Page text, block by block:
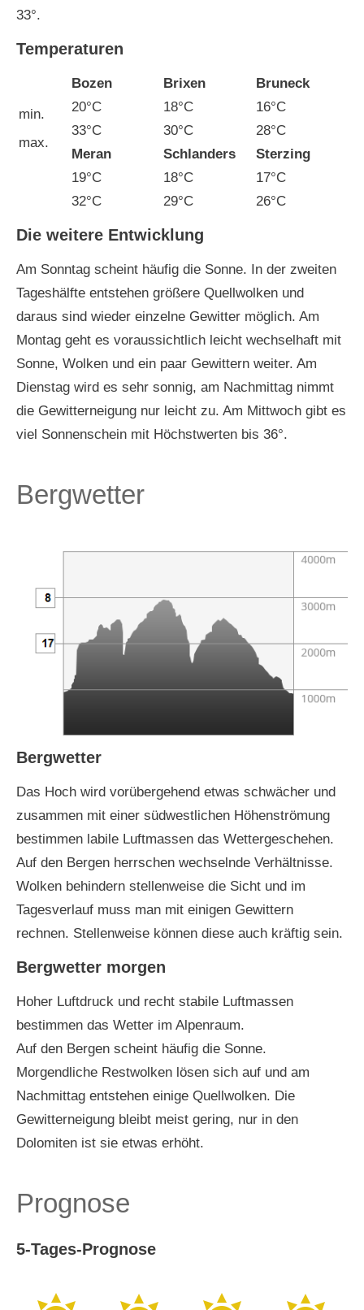
33°.
Temperaturen
min.
max.
Bozen
20°C
33°C
Brixen
18°C
30°C
Bruneck
16°C
28°C
Meran
19°C
32°C
Schlanders
18°C
29°C
Sterzing
17°C
26°C
Die weitere Entwicklung
Am Sonntag scheint häufig die Sonne. In der zweiten
Tageshälfte entstehen größere Quellwolken und
daraus sind wieder einzelne Gewitter möglich. Am
Montag geht es voraussichtlich leicht wechselhaft mit
Sonne, Wolken und ein paar Gewittern weiter. Am
Dienstag wird es sehr sonnig, am Nachmittag nimmt
die Gewitterneigung nur leicht zu. Am Mittwoch gibt es
viel Sonnenschein mit Höchstwerten bis 36°.
Bergwetter
Bergwetter
Das Hoch wird vorübergehend etwas schwächer und
zusammen mit einer südwestlichen Höhenströmung
bestimmen labile Luftmassen das Wettergeschehen.
Auf den Bergen herrschen wechselnde Verhältnisse.
Wolken behindern stellenweise die Sicht und im
Tagesverlauf muss man mit einigen Gewittern
rechnen. Stellenweise können diese auch kräftig sein.
Bergwetter morgen
Hoher Luftdruck und recht stabile Luftmassen
bestimmen das Wetter im Alpenraum.
Auf den Bergen scheint häufig die Sonne.
Morgendliche Restwolken lösen sich auf und am
Nachmittag entstehen einige Quellwolken. Die
Gewitterneigung bleibt meist gering, nur in den
Dolomiten ist sie etwas erhöht.
Prognose
5-Tages-Prognose